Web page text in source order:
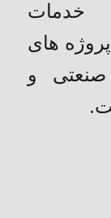
خدمات
پروژه های
و